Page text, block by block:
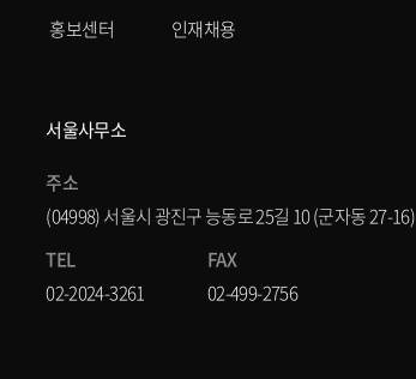
홍보센터 인재채용
서울사무소
주소
(04998) 서울시 광진구 능동로 25길 10 (군자동 27-16)
TEL
02-2024-3261
FAX
02-499-2756